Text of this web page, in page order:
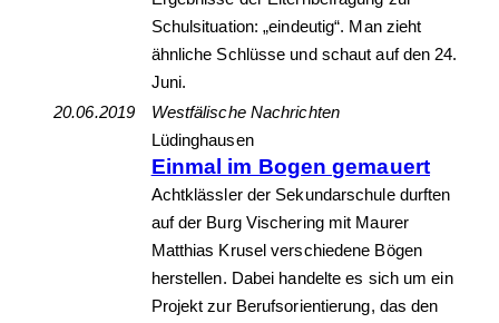
Schulsituation: „eindeutig“. Man zieht
ähnliche Schlüsse und schaut auf den 24.
Juni.
20.06.2019
Westfälische Nachrichten
Lüdinghausen
Einmal im Bogen gemauert
Achtklässler der Sekundarschule durften
auf der Burg Vischering mit Maurer
Matthias Krusel verschiedene Bögen
herstellen. Dabei handelte es sich um ein
Projekt zur Berufsorientierung, das den